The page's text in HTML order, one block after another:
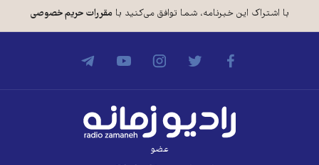
با اشتراک این خبرنامه، شما توافق می‌کنید بامقررات حریم خصوصی
عضو